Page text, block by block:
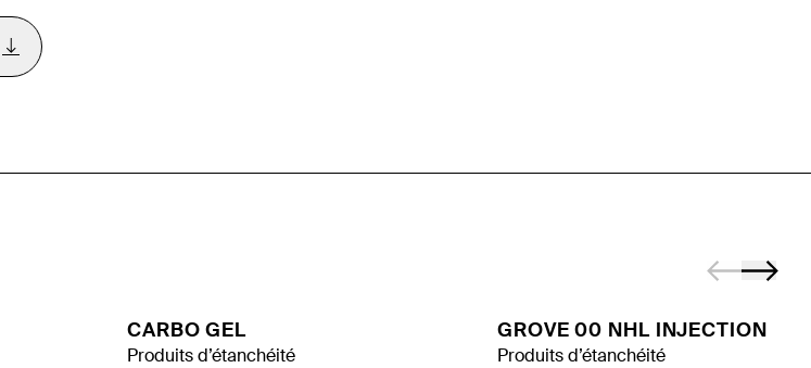
CARBO GEL
Produits d’étanchéité
GROVE 00 NHL INJECTION
Produits d’étanchéité